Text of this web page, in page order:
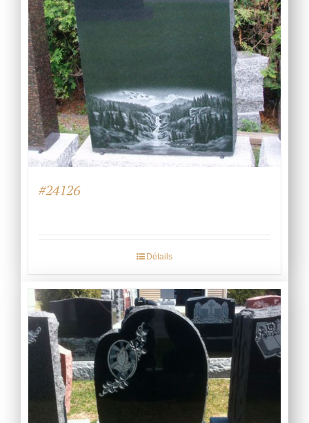
#24126
Détails